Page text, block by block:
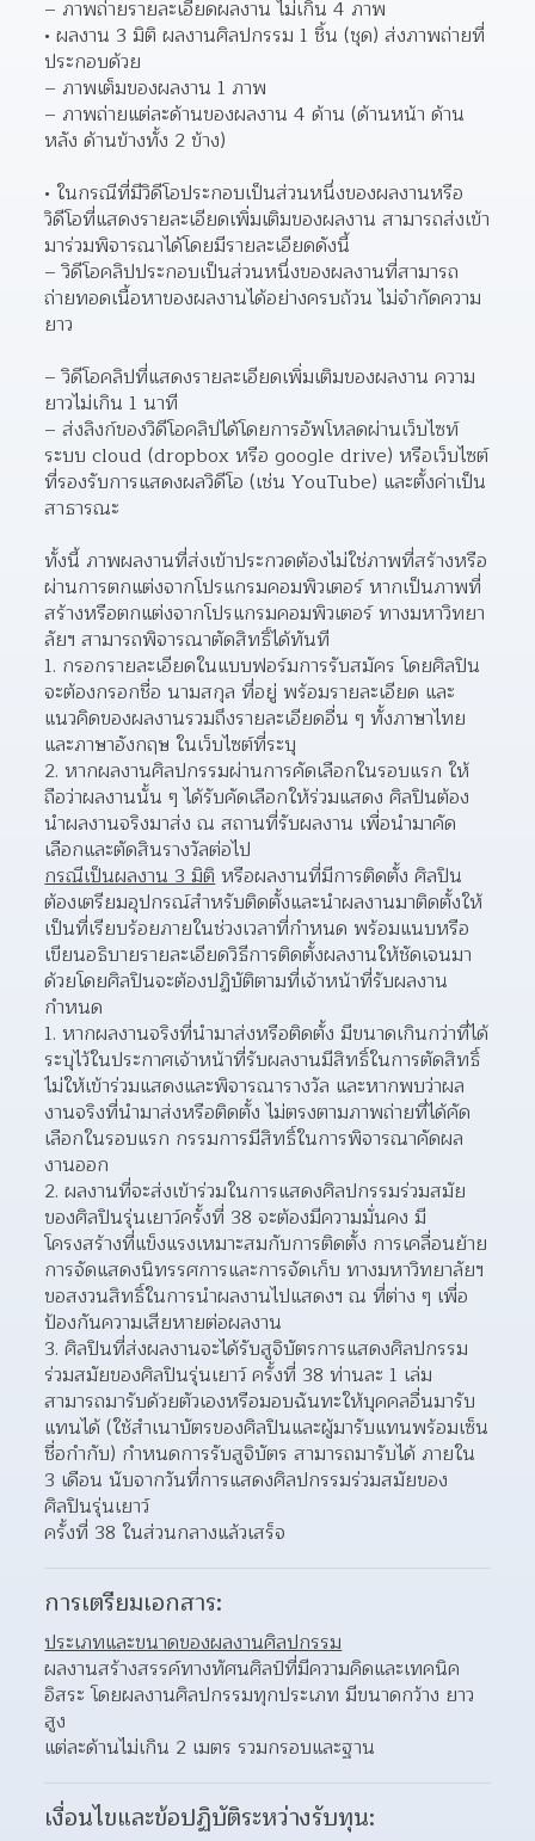
– ภาพถ่ายรายละเอียดผลงาน ไม่เกิน 4 ภาพ
ผลงาน 3 มิติ ผลงานศิลปกรรม 1 ชิ้น (ชุด) ส่งภาพถ่ายที่
ประกอบด้วย
– ภาพเต็มของผลงาน 1 ภาพ
– ภาพถ่ายแต่ละด้านของผลงาน 4 ด้าน (ด้านหน้า ด้าน
หลัง ด้านข้างทั้ง 2 ข้าง)
ในกรณีที่มีวิดีโอประกอบเป็นส่วนหนึ่งของผลงานหรือ
วิดีโอที่แสดงรายละเอียดเพิ่มเติมของผลงาน สามารถส่งเข้า
มาร่วมพิจารณาได้โดยมีรายละเอียดดังนี้
– วิดีโอคลิปประกอบเป็นส่วนหนึ่งของผลงานที่สามารถ
ถ่ายทอดเนื้อหาของผลงานได้อย่างครบถ้วน ไม่จำกัดความ
ยาว
– วิดีโอคลิปที่แสดงรายละเอียดเพิ่มเติมของผลงาน ความ
ยาวไม่เกิน 1 นาที
– ส่งลิงก์ของวิดีโอคลิปได้โดยการอัพโหลดผ่านเว็บไซท์
ระบบ cloud (dropbox หรือ google drive) หรือเว็บไซต์
ที่รองรับการแสดงผลวิดีโอ (เช่น YouTube) และตั้งค่าเป็น
สาธารณะ
ทั้งนี้ ภาพผลงานที่ส่งเข้าประกวดต้องไม่ใช่ภาพที่สร้างหรือ
ผ่านการตกแต่งจากโปรแกรมคอมพิวเตอร์ หากเป็นภาพที่
สร้างหรือตกแต่งจากโปรแกรมคอมพิวเตอร์ ทางมหาวิทยา
ลัยฯ สามารถพิจารณาตัดสิทธิ์ได้ทันที
กรอกรายละเอียดในแบบฟอร์มการรับสมัคร โดยศิลปิน
จะต้องกรอกชื่อ นามสกุล ที่อยู่ พร้อมรายละเอียด และ
แนวคิดของผลงานรวมถึงรายละเอียดอื่น ๆ ทั้งภาษาไทย
และภาษาอังกฤษ ในเว็บไซต์ที่ระบุ
หากผลงานศิลปกรรมผ่านการคัดเลือกในรอบแรก ให้
ถือว่าผลงานนั้น ๆ ได้รับคัดเลือกให้ร่วมแสดง ศิลปินต้อง
นำผลงานจริงมาส่ง ณ สถานที่รับผลงาน เพื่อนำมาคัด
เลือกและตัดสินรางวัลต่อไป
กรณีเป็นผลงาน 3 มิติ หรือผลงานที่มีการติดตั้ง ศิลปิน
ต้องเตรียมอุปกรณ์สำหรับติดตั้งและนำผลงานมาติดตั้งให้
เป็นที่เรียบร้อยภายในช่วงเวลาที่กำหนด พร้อมแนบหรือ
เขียนอธิบายรายละเอียดวิธีการติดตั้งผลงานให้ชัดเจนมา
ด้วยโดยศิลปินจะต้องปฏิบัติตามที่เจ้าหน้าที่รับผลงาน
กำหนด
หากผลงานจริงที่นำมาส่งหรือติดตั้ง มีขนาดเกินกว่าที่ได้
ระบุไว้ในประกาศเจ้าหน้าที่รับผลงานมีสิทธิ์ในการตัดสิทธิ์
ไม่ให้เข้าร่วมแสดงและพิจารณารางวัล และหากพบว่าผล
งานจริงที่นำมาส่งหรือติดตั้ง ไม่ตรงตามภาพถ่ายที่ได้คัด
เลือกในรอบแรก กรรมการมีสิทธิ์ในการพิจารณาคัดผล
งานออก
ผลงานที่จะส่งเข้าร่วมในการแสดงศิลปกรรมร่วมสมัย
ของศิลปินรุ่นเยาว์ครั้งที่ 38 จะต้องมีความมั่นคง มี
โครงสร้างที่แข็งแรงเหมาะสมกับการติดตั้ง การเคลื่อนย้าย
การจัดแสดงนิทรรศการและการจัดเก็บ ทางมหาวิทยาลัยฯ
ขอสงวนสิทธิ์ในการนำผลงานไปแสดงฯ ณ ที่ต่าง ๆ เพื่อ
ป้องกันความเสียหายต่อผลงาน
ศิลปินที่ส่งผลงานจะได้รับสูจิบัตรการแสดงศิลปกรรม
ร่วมสมัยของศิลปินรุ่นเยาว์ ครั้งที่ 38 ท่านละ 1 เล่ม
สามารถมารับด้วยตัวเองหรือมอบฉันทะให้บุคคลอื่นมารับ
แทนได้ (ใช้สำเนาบัตรของศิลปินและผู้มารับแทนพร้อมเซ็น
ชื่อกำกับ) กำหนดการรับสูจิบัตร สามารถมารับได้ ภายใน
3 เดือน นับจากวันที่การแสดงศิลปกรรมร่วมสมัยของ
ศิลปินรุ่นเยาว์
ครั้งที่ 38 ในส่วนกลางแล้วเสร็จ
การเตรียมเอกสาร:
ประเภทและขนาดของผลงานศิลปกรรม
ผลงานสร้างสรรค์ทางทัศนศิลป์ที่มีความคิดและเทคนิค
อิสระ โดยผลงานศิลปกรรมทุกประเภท มีขนาดกว้าง ยาว
สูง
แต่ละด้านไม่เกิน 2 เมตร รวมกรอบและฐาน
เงื่อนไขและข้อปฏิบัติระหว่างรับทุน: